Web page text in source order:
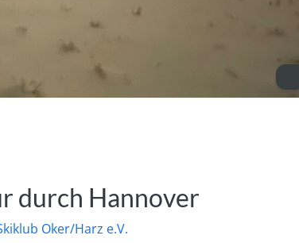
durch Hannover
Oker/Harz e.V.